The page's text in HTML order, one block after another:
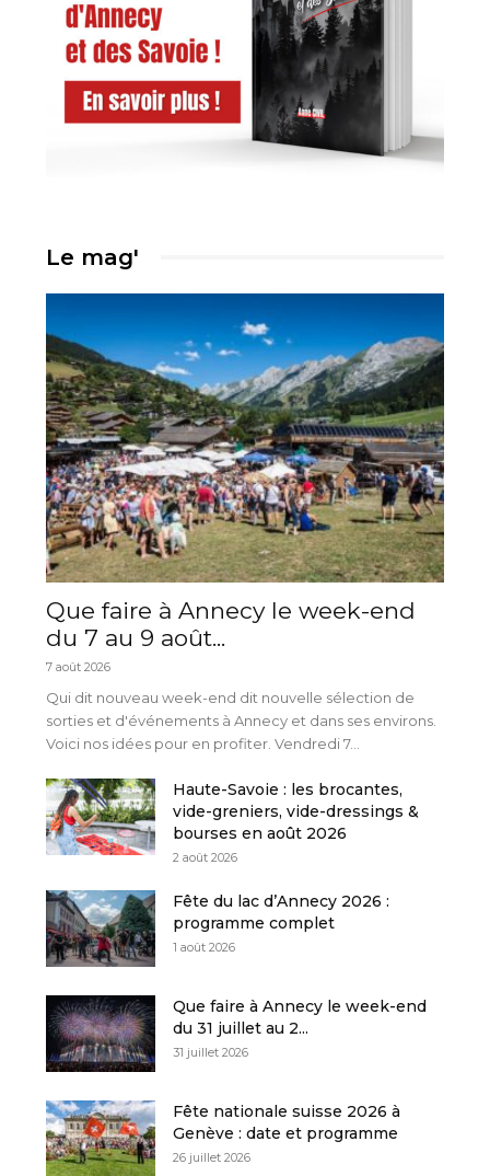
Le mag'
Que faire à Annecy le week-end
du 7 au 9 août...
7 août 2026
Qui dit nouveau week-end dit nouvelle sélection de
sorties et d'événements à Annecy et dans ses environs.
Voici nos idées pour en profiter. Vendredi 7...
Haute-Savoie : les brocantes,
vide-greniers, vide-dressings &
bourses en août 2026
2 août 2026
Fête du lac d’Annecy 2026 :
programme complet
1 août 2026
Que faire à Annecy le week-end
du 31 juillet au 2...
31 juillet 2026
Fête nationale suisse 2026 à
Genève : date et programme
26 juillet 2026